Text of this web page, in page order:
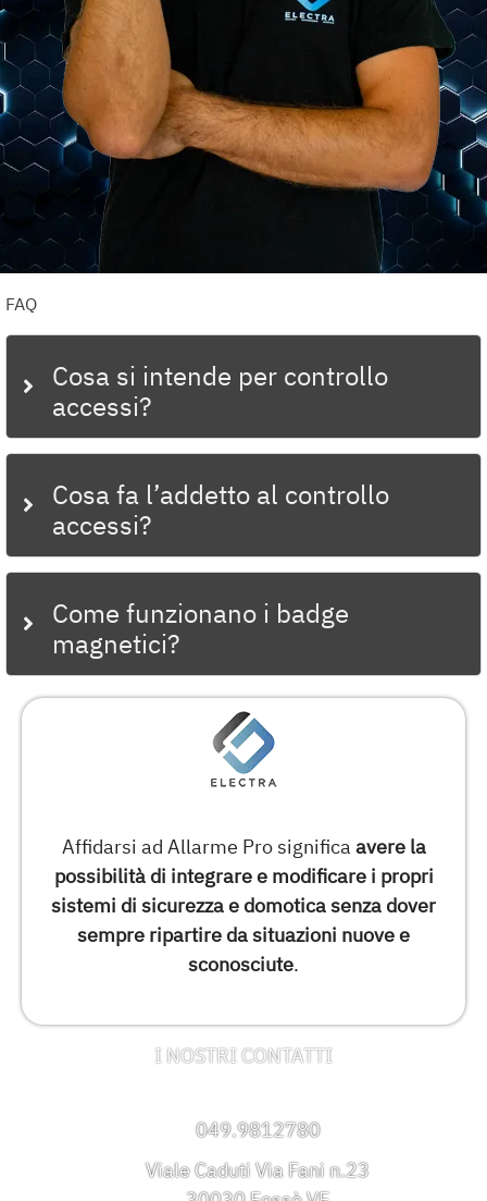
FAQ
Cosa si intende per controllo
accessi?
Cosa fa l’addetto al controllo
accessi?
Come funzionano i badge
magnetici?
Affidarsi ad Allarme Pro significa avere la
possibilità di integrare e modificare i propri
sistemi di sicurezza e domotica senza dover
sempre ripartire da situazioni nuove e
sconosciute.
I NOSTRI CONTATTI
049.9812780
Viale Caduti Via Fani n.23